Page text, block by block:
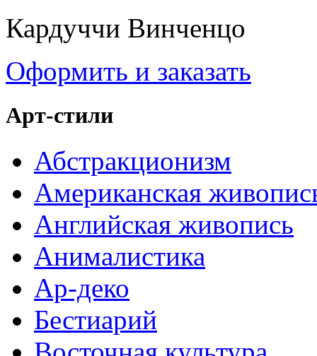
Кардуччи Винченцо
Оформить и заказать
Арт-стили
Абстракционизм
Американская
Английская живопись
Анималистика
Ар-деко
Бестиарий